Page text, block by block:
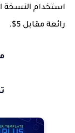
استخدام النسخة
رائعة مقابل 5$.